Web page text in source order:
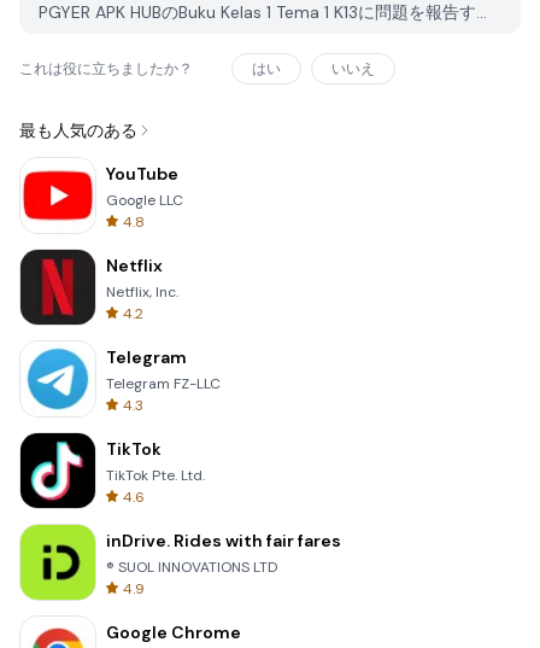
PGYER APK HUBのBuku Kelas 1 Tema 1 K13に問題を報告する方法は？
これは役に立ちましたか？ はい いいえ
最も人気のある
YouTube
Google LLC
4.8
Netflix
Netflix, Inc.
4.2
Telegram
Telegram FZ-LLC
4.3
TikTok
TikTok Pte. Ltd.
4.6
inDrive. Rides with fair fares
® SUOL INNOVATIONS LTD
4.9
Google Chrome